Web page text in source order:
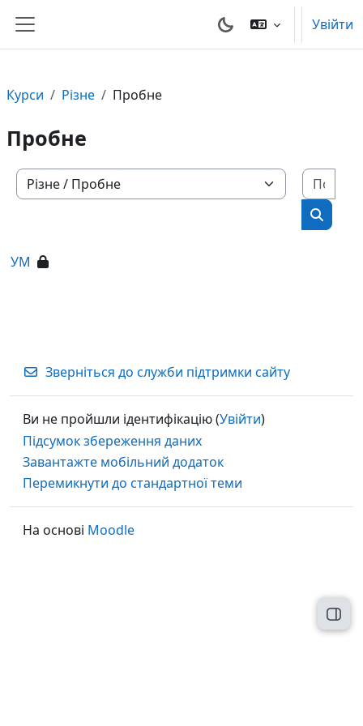
Бокова панель
Увійти
Курси Різне Пробне
Пробне
Категорії курсів
Пошук
УМ
Зверніться до служби підтримки сайту
Ви не пройшли ідентифікацію (Увійти)
Підсумок збереження даних
Завантажте мобільний додаток
Перемикнути до стандартної теми
На основі Moodle